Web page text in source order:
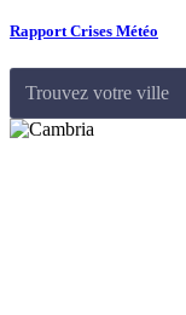
Rapport Crises Météo
Trouvez votre ville